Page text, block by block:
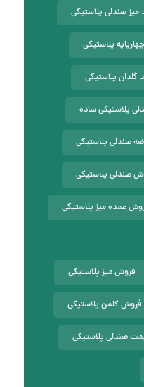
میز صندلی پلاستیکی
پلاستیکی
گلدان پلاستیکی
پلاستیکی ساده
صندلی پلاستیکی
صندلی پلاستیکی
عمده میز پلاستیکی
فروش میز پلاستیکی
فروش کلمن پلاستیکی
صندلی پلاستیکی